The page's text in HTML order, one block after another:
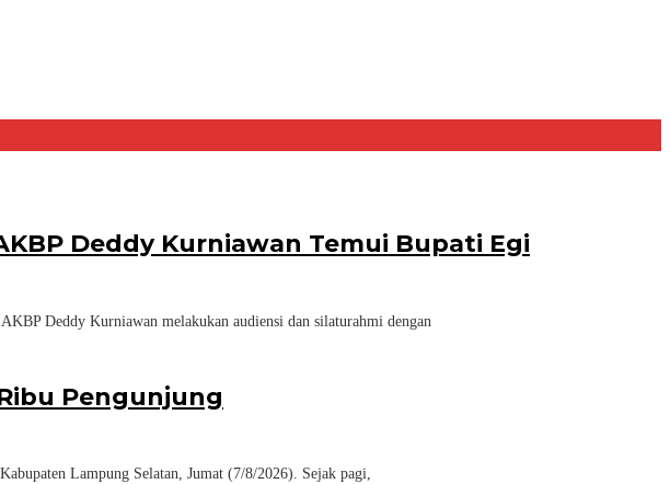
Deddy Kurniawan Temui Bupati Egi
Deddy Kurniawan melakukan audiensi dan silaturahmi dengan
Pengunjung
Lampung Selatan, Jumat (7/8/2026). Sejak pagi,